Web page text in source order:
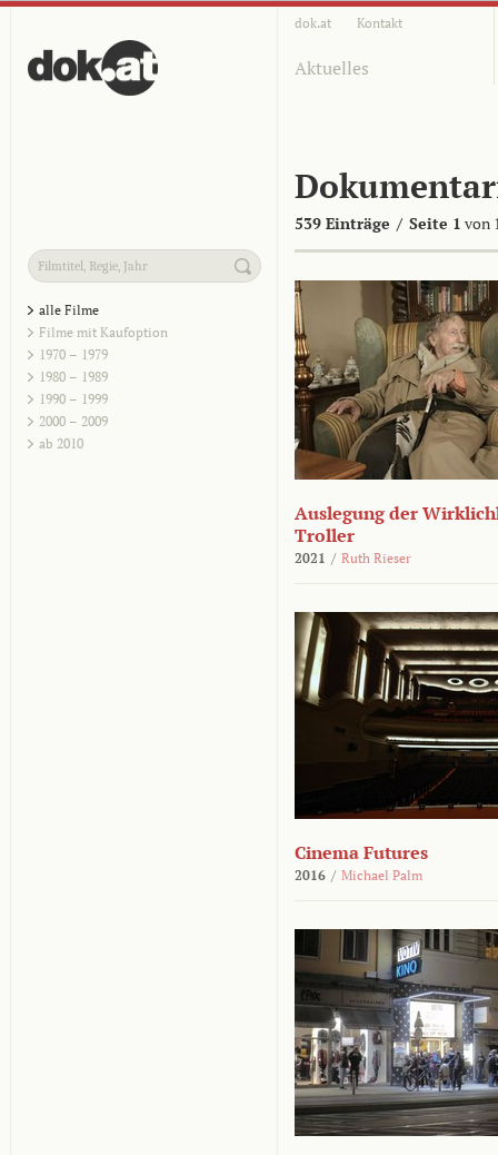
dok.at Kontakt
Aktuelles
539 Einträge / Seite 1 von
alle Filme
Filme mit Kaufoption
1970 – 1979
1980 – 1989
1990 – 1999
2000 – 2009
ab 2010
Auslegung der
Troller
2021 / Ruth Rieser
Cinema Futures
2016 / Michael Palm